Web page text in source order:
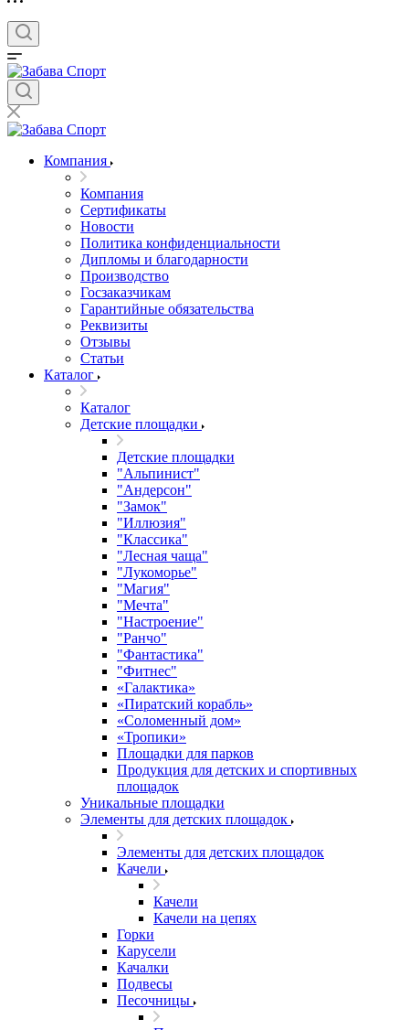
Компания
Компания
Сертификаты
Новости
Политика конфиденциальности
Дипломы и благодарности
Производство
Госзаказчикам
Гарантийные обязательства
Реквизиты
Отзывы
Статьи
Каталог
Каталог
Детские площадки
Детские площадки
"Альпинист"
"Андерсон"
"Замок"
"Иллюзия"
"Классика"
"Лесная чаща"
"Лукоморье"
"Магия"
"Мечта"
"Настроение"
"Ранчо"
"Фантастика"
"Фитнес"
«Галактика»
«Пиратский корабль»
«Соломенный дом»
«Тропики»
Площадки для парков
Продукция для детских и спортивных
площадок
Уникальные площадки
Элементы для детских площадок
Элементы для детских площадок
Качели
Качели
Качели на цепях
Горки
Карусели
Качалки
Подвесы
Песочницы